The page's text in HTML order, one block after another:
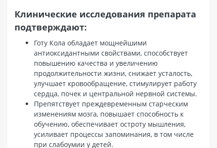
Клинические исследования препарата
подтверждают:
Готу Кола обладает мощнейшими
антиоксидантными свойствами, способствует
повышению качества и увеличению
продолжительности жизни, снижает усталость,
улучшает кровообращение, стимулирует работу
сердца, почек и центральной нервной системы.
Препятствует преждевременным старческим
изменениям мозга, повышает способность к
обучению, обеспечивает остроту мышления,
усиливает процессы запоминания, в том числе
при слабоумии у детей.